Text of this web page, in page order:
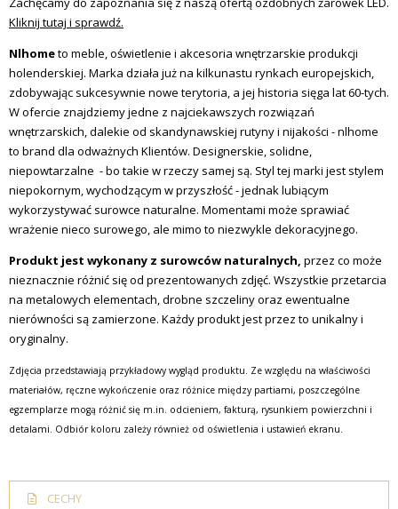
Kliknij tutaj i sprawdź.
Nlhometo meble, oświetlenie i akcesoria wnętrzarskie produkcji
holenderskiej. Marka działa już na kilkunastu rynkach europejskich,
zdobywając sukcesywnie nowe terytoria, a jej historia sięga lat 60-tych.
W ofercie znajdziemy jedne z najciekawszych rozwiązań
wnętrzarskich, dalekie od skandynawskiej rutyny i nijakości - nlhome
to brand dla odważnych Klientów. Designerskie, solidne,
niepowtarzalne - bo takie w rzeczy samej są. Styl tej marki jest stylem
niepokornym, wychodzącym w przyszłość - jednak lubiącym
wykorzystywać surowce naturalne. Momentami może sprawiać
wrażenie nieco surowego, ale mimo to niezwykle dekoracyjnego.
Produkt jest wykonany z surowców naturalnych, przez co może
nieznacznie różnić się od prezentowanych zdjęć. Wszystkie przetarcia
na metalowych elementach, drobne szczeliny oraz ewentualne
nierówności są zamierzone. Każdy produkt jest przez to unikalny i
oryginalny.
Zdjęcia przedstawiają przykładowy wygląd produktu. Ze względu na właściwości
materiałów, ręczne wykończenie oraz różnice między partiami, poszczególne
egzemplarze mogą różnić się m.in. odcieniem, fakturą, rysunkiem powierzchni i
detalami. Odbiór koloru zależy również od oświetlenia i ustawień ekranu.
CECHY